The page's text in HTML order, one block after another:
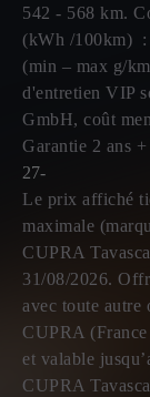
542 - 568 km.
(kWh /100km) :
(min – max g/
d'entretien VIP
GmbH, coût
Garantie 2 ans
27-
Le prix affiché
maximale
CUPRA
31/08/2026.
avec toute
CUPRA
et valable
CUPRA